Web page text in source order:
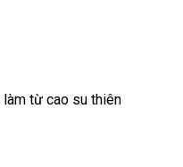
từ cao su thiên